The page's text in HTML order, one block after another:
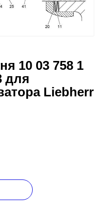
10 03 758 1
для
Liebherr